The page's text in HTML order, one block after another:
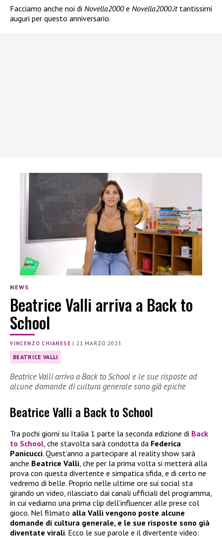
Facciamo anche noi di Novella2000e Novella2000.ittantissimi
auguri per questo anniversario.
NEWS
Beatrice Valli arriva a Back to
School
VINCENZO CHIANESE | 21 MARZO 2023
BEATRICE VALLI
Beatrice Valli arriva a Back to School e le sue risposte ad
alcune domande di cultura generale sono già epiche
Beatrice Valli a Back to School
Tra pochi giorni su Italia 1 parte la seconda edizione di Back
to School , che stavolta sarà condotta da Federica
Panicucci. Quest’anno a partecipare al reality show sarà
anche Beatrice Valli , che per la prima volta si metterà alla
prova con questa divertente e simpatica sfida, e di certo ne
vedremo di belle. Proprio nelle ultime ore sui social sta
girando un video, rilasciato dai canali ufficiali del programma,
in cui vediamo una prima clip dell’influencer alle prese col
gioco. Nel filmato alla Valli vengono poste alcune
domande di cultura generale, e le sue risposte sono già
diventate virali. Ecco le sue parole e il divertente video: